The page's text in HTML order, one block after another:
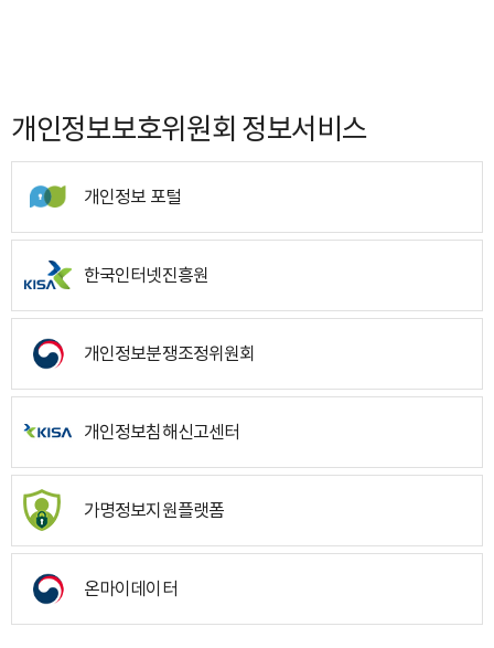
개인정보보호위원회 정보서비스
개인정보 포털
한국인터넷진흥원
개인정보분쟁조정위원회
개인정보침해신고센터
가명정보지원플랫폼
온마이데이터